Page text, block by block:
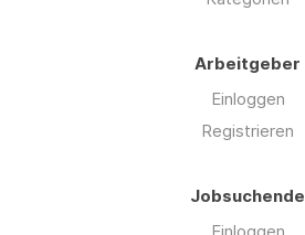
Arbeitgeber
Einloggen
Registrieren
Jobsuchende